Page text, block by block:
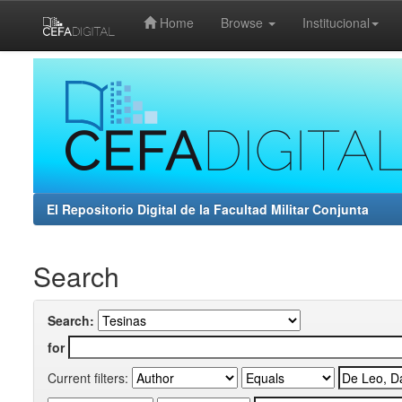
Home Browse Institucional
El Repositorio Digital de la Facultad Militar Conjunta
Search
Search:
for
Current filters: